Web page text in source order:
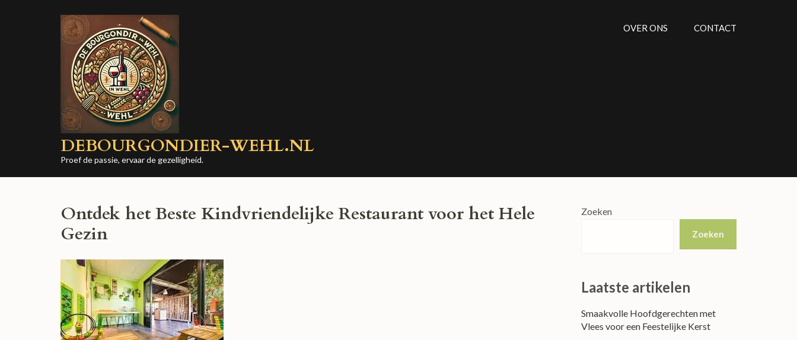
DEBOURGONDIER-WEHL.NL
Proef de passie, ervaar de gezelligheid.
OVER ONS CONTACT
Ontdek het Beste Kindvriendelijke Restaurant voor het Hele
Gezin
Zoeken
Zoeken
Laatste artikelen
Smaakvolle Hoofdgerechten met
Vlees voor een Feestelijke Kerst